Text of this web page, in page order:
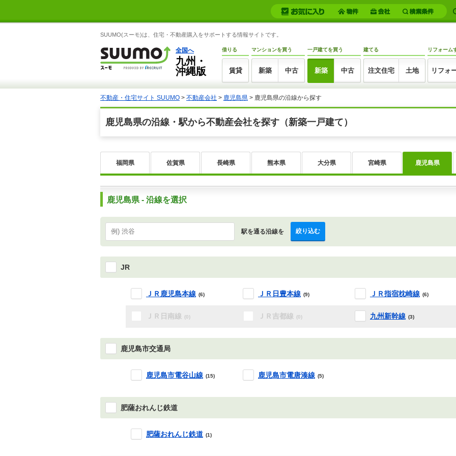
SUUMO(スーモ)は、住宅・不動産購入をサポートする情報サイトです。
全国へ
九州・
沖縄版
借りる
賃貸
マンションを買う
新築 中古
一戸建てを買う
新築 中古
建てる
注文住宅 土地
リフォーム
リフォ
不動産・住宅サイト SUUMO > 不動産会社 > 鹿児島県 > 鹿児島県の沿線から探す
鹿児島県の沿線・駅から不動産会社を探す（新築一戸建て）
福岡県 佐賀県 長崎県 熊本県 大分県 宮崎県 鹿児島県
鹿児島県 - 沿線を選択
駅を通る沿線を 絞り込む
JR
ＪＲ鹿児島本線 (6) ＪＲ日豊本線 (9) ＪＲ指宿枕崎線 (6)
ＪＲ日南線 (0) ＪＲ吉都線 (0) 九州新幹線 (3)
鹿児島市交通局
鹿児島市電谷山線 (15) 鹿児島市電唐湊線 (5)
肥薩おれんじ鉄道
肥薩おれんじ鉄道 (1)